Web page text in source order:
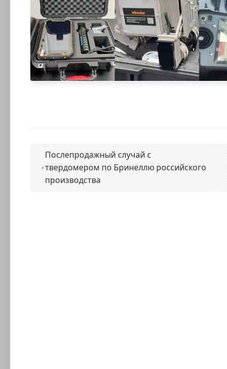
Послепродажный случай с
твердомером по Бринеллю российского
производства